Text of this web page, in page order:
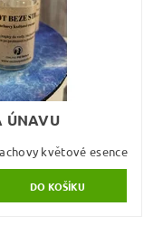
ÚNAVU
květové esence